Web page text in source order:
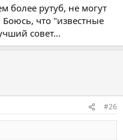
более рутуб, не могут
Боюсь, что "известные
совет...
#26